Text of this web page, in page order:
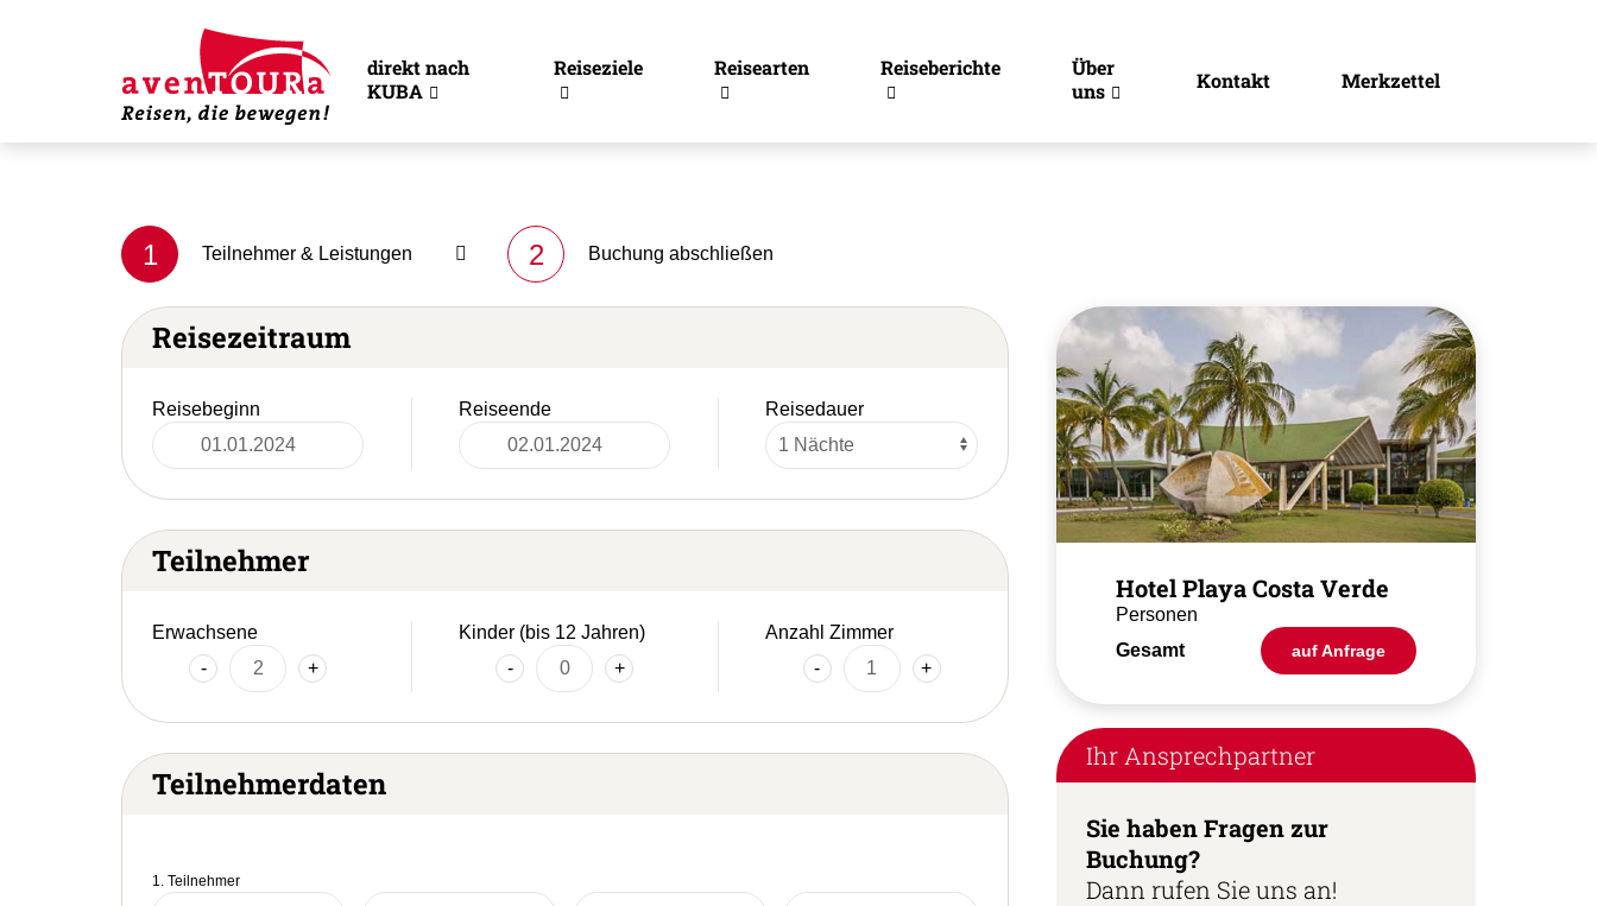
direkt nach
KUBA
Reiseziele Reisearten Reiseberichte
Über
uns
Kontakt Merkzettel
1 Teilnehmer & Leistungen 2 Buchung abschließen
Reisezeitraum
Reisebeginn Reiseende Reisedauer
Teilnehmer
Erwachsene
-
+
Kinder (bis 12 Jahren)
-
+
Anzahl Zimmer
-
+
Teilnehmerdaten
1. Teilnehmer
Hotel Playa Costa Verde
Personen
Gesamt
auf Anfrage
Ihr Ansprechpartner
Sie haben Fragen zur
Buchung?
Dann rufen Sie uns an!